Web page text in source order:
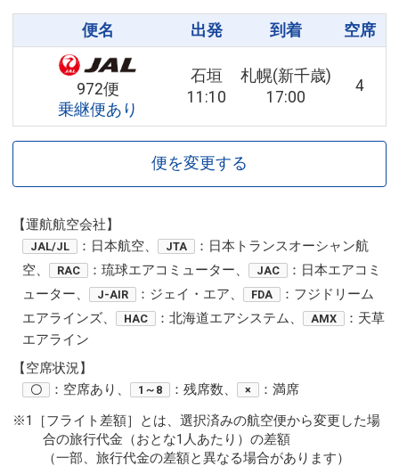
便名 出発 到着 空席
972便
乗継便あり
石垣
11:10
札幌(新千歳)
17:00
4
便を変更する
【運航航空会社】
JAL/JL ：日本航空、 JTA
：日本トランスオーシャン航
空、
RAC ：琉球エアコミューター、 JAC
：日本エアコミ
ューター、
J-AIR ：ジェイ・エア、 FDA
：フジドリーム
エアラインズ、
HAC ：北海道エアシステム、 AMX
：天草
エアライン
【空席状況】
〇 ：空席あり、 1～8 ：残席数、 ×
：満席
※1［フライト差額］とは、選択済みの航空便から変更した場
合の旅行代金（おとな1人あたり）の差額
（一部、旅行代金の差額と異なる場合があります）